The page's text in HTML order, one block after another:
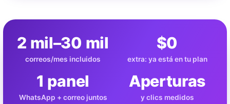
2 mil–30 mil
correos/mes incluidos
$0
extra: ya está en tu plan
1 panel
WhatsApp + correo juntos
Aperturas
y clics medidos